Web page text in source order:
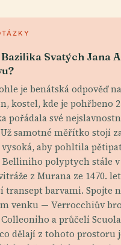
Svatých Jana
je benátská odpověď
kostel, kde je pohřbeno
pořádala své
samotné měřítko stojí
aby pohltila
Belliniho polyptych stále
z Murana ze 1470.
transept barvami. Spojte
venku — Verrocchiův
a průčelí
dělají z tohoto prostoru